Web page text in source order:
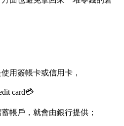
用簽帳卡或信用卡，
card💳
帳戶，就會由銀行提供；